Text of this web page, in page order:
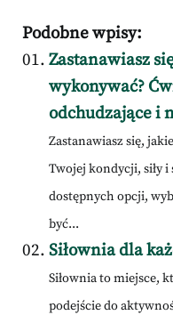
Podobne wpisy:
Zastanawiasz
wykonywać?
odchudzające i
Zastanawiasz się,
Twojej kondycji, siły
dostępnych opcji,
być...
Siłownia dla
Siłownia to miejsce,
podejście do